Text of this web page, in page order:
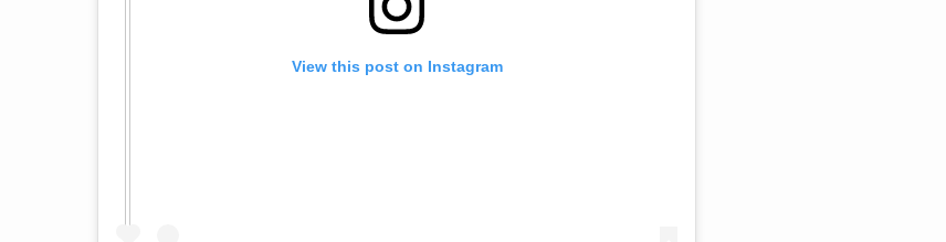
View this post on Instagram